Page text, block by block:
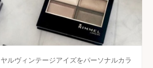
ルヴィンテージアイズをパーソナルカラ